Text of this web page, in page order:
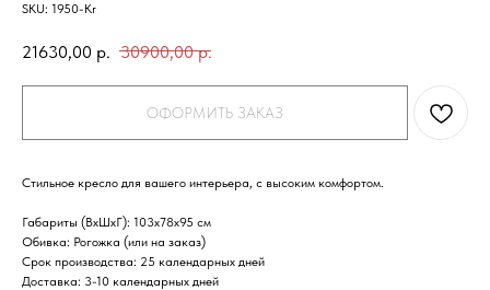
SKU: 1950-Kr
21630,00 р. 30900,00 р.
ОФОРМИТЬ ЗАКАЗ
Стильное кресло для вашего интерьера, с высоким комфортом.
Габариты (ВхШхГ): 103х78х95 см
Обивка: Рогожка (или на заказ)
Срок производства: 25 календарных дней
Доставка: 3-10 календарных дней